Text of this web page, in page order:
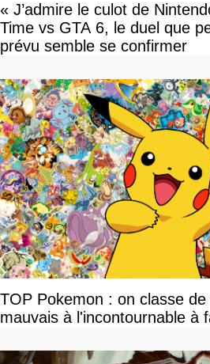
« J’admire le culot de
Time vs GTA 6, le duel que
prévu semble se confirmer
TOP Pokemon : on classe
mauvais à l'incontournable à